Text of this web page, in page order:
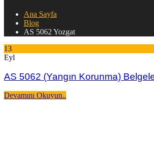
Ana Sayfa
Blog
AS 5062 Yozgat
13
Eyl
AS 5062 (Yangın Korunma)
Devamını Okuyun..